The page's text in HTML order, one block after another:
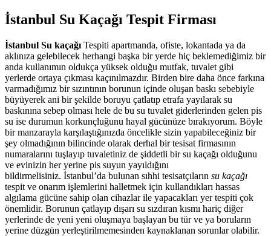
İstanbul Su Kaçağı Tespit Firması
İstanbul Su kaçağı Tespiti apartmanda, ofiste, lokantada ya da
aklınıza gelebilecek herhangi başka bir yerde hiç beklemediğimiz bir
anda kullanımın oldukça yüksek olduğu mutfak, tuvalet gibi
yerlerde ortaya çıkması kaçınılmazdır. Birden bire daha önce farkına
varmadığımız bir sızıntının borunun içinde oluşan baskı sebebiyle
büyüyerek ani bir şekilde boruyu çatlatıp etrafa yayılarak su
baskınına sebep olması hele de bu su tuvalet giderlerinden gelen pis
su ise durumun korkunçluğunu hayal gücünüze bırakıyorum. Böyle
bir manzarayla karşılaştığınızda öncelikle sizin yapabileceğiniz bir
şey olmadığının bilincinde olarak derhal bir tesisat firmasının
numaralarını tuşlayıp tuvaletiniz de şiddetli bir su kaçağı olduğunu
ve evinizin her yerine pis suyun yayıldığını
bildirmelisiniz. İstanbul’da bulunan sıhhi tesisatçıların su kaçağı
tespit ve onarım işlemlerini halletmek için kullandıkları hassas
algılama gücüne sahip olan cihazlar ile yapacakları yer tespiti çok
önemlidir. Borunun çatlayıp dışarı su sızdıran kısmı hariç diğer
yerlerinde de yeni yeni oluşmaya başlayan bu tür ve ya boruların
yerine düzgün yerleştirilmemesinden kaynaklanan sorunlar olabilir.